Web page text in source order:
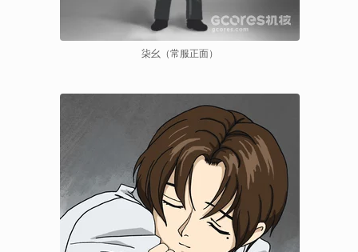
柒幺（常服正面）